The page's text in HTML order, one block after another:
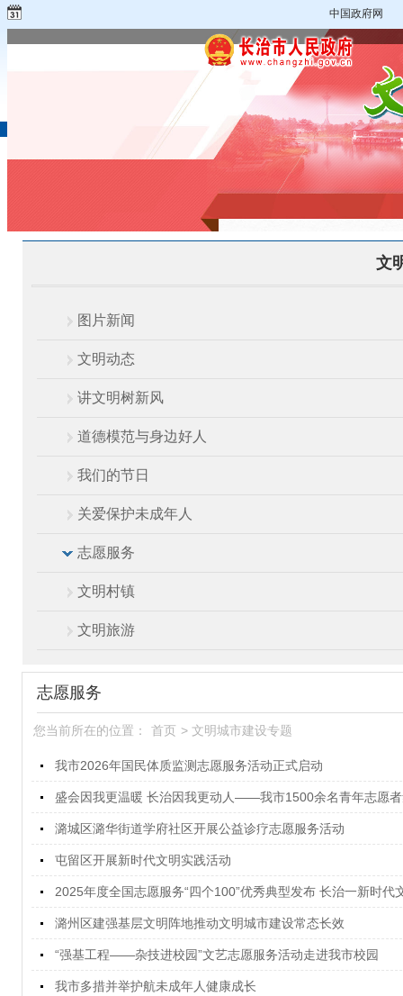
中国政府网
文
图片新闻
文明动态
讲文明树新风
道德模范与身边好人
我们的节日
关爱保护未成年人
志愿服务
文明村镇
文明旅游
志愿服务
您当前所在的位置： 首页 > 文明城市建设专题
我市2026年国民体质监测志愿服务活动正式启动
盛会因我更温暖 长治因我更动人——我市1500余名青年志愿
潞城区潞华街道学府社区开展公益诊疗志愿服务活动
屯留区开展新时代文明实践活动
2025年度全国志愿服务“四个100”优秀典型发布 长治一新时代
潞州区建强基层文明阵地推动文明城市建设常态长效
“强基工程——杂技进校园”文艺志愿服务活动走进我市校园
我市多措并举护航未成年人健康成长